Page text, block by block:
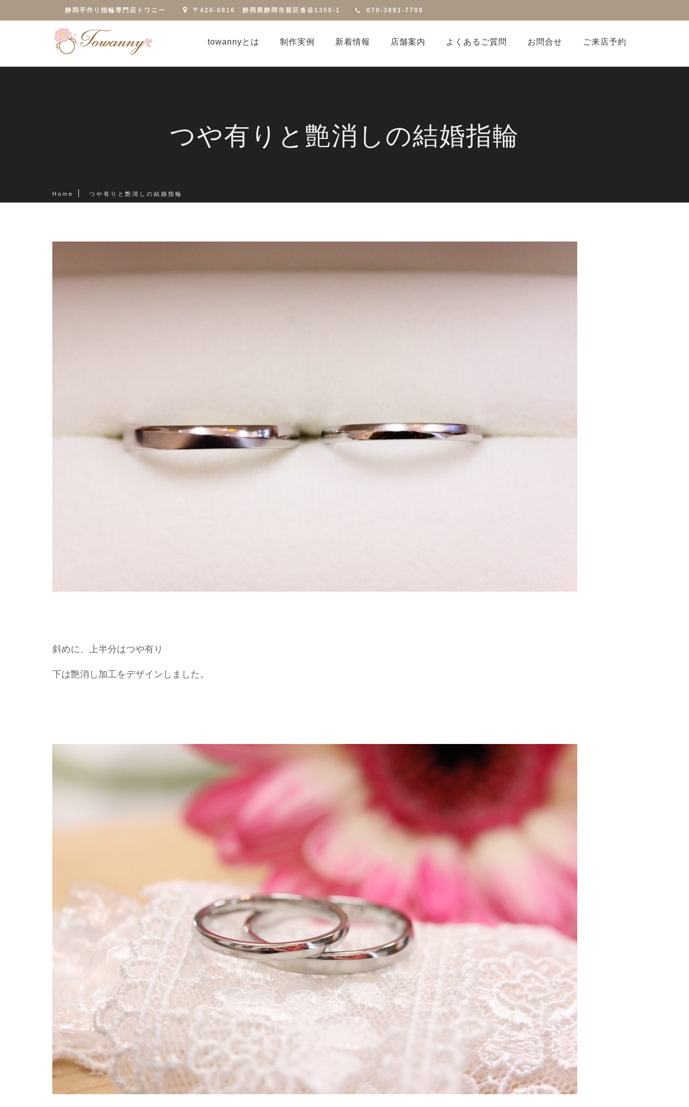
070-3891-7708
〒420-0816 静岡県静岡市葵区沓谷1350-1
静岡手作り指輪専門店トワニー
towannyとは 制作実例 新着情報 店舗案内 よくあるご質問 お問合せ ご来店予約
つや有りと艶消しの結婚指輪
Home つや有りと艶消しの結婚指輪
斜めに、上半分はつや有り
下は艶消し加工をデザインしました。